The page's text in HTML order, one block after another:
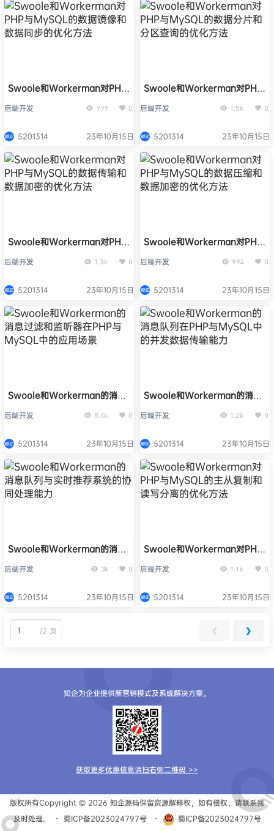
Swoole和Workerman对PHP
步的优化方法
后端开发 999 0
5201314 23年10月15日
Swoole和Workerman对PHP
询的优化方法
后端开发 1.5k 0
5201314 23年10月15日
Swoole和Workerman对PHP
密的优化方法
后端开发 1.3k 0
5201314 23年10月15日
Swoole和Workerman对PHP
密的优化方法
后端开发 994 0
5201314 23年10月15日
Swoole和Workerman的消息
中的应用场景
后端开发 8.4k 0
5201314 23年10月15日
Swoole和Workerman的消息
数据传输能力
后端开发 1.2k 0
5201314 23年10月15日
Swoole和Workerman的消息
能力
后端开发 3k 0
5201314 23年10月15日
Swoole和Workerman对PHP
离的优化方法
后端开发 1.1k 0
5201314 23年10月15日
/2 页 ❮ ❯
知企为企业提供新营销模式及系统解决方案。
获取更多优惠信息请扫右侧二维码 >>
版权所有Copyright © 2026 知企源码保留资源解释权，如有侵权，请联系我
及时处理。
・ 蜀ICP备2023024797号 ・
蜀ICP备2023024797号